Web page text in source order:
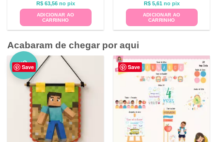
R$63,56 no pix
ADICIONAR AO
CARRINHO
R$5,61 no pix
ADICIONAR AO
CARRINHO
Acabaram de chegar por aqui
Save
NO
VO Save